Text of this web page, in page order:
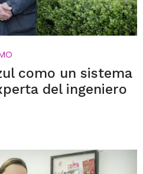
como un sistema
del ingeniero